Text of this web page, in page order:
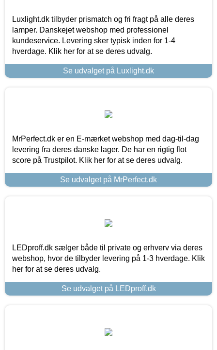
Luxlight.dk tilbyder prismatch og fri fragt på alle deres
lamper. Danskejet webshop med professionel
kundeservice. Levering sker typisk inden for 1-4
hverdage. Klik her for at se deres udvalg.
Se udvalget på Luxlight.dk
MrPerfect.dk er en E-mærket webshop med dag-til-dag
levering fra deres danske lager. De har en rigtig flot
score på Trustpilot. Klik her for at se deres udvalg.
Se udvalget på MrPerfect.dk
LEDproff.dk sælger både til private og erhverv via deres
webshop, hvor de tilbyder levering på 1-3 hverdage. Klik
her for at se deres udvalg.
Se udvalget på LEDproff.dk